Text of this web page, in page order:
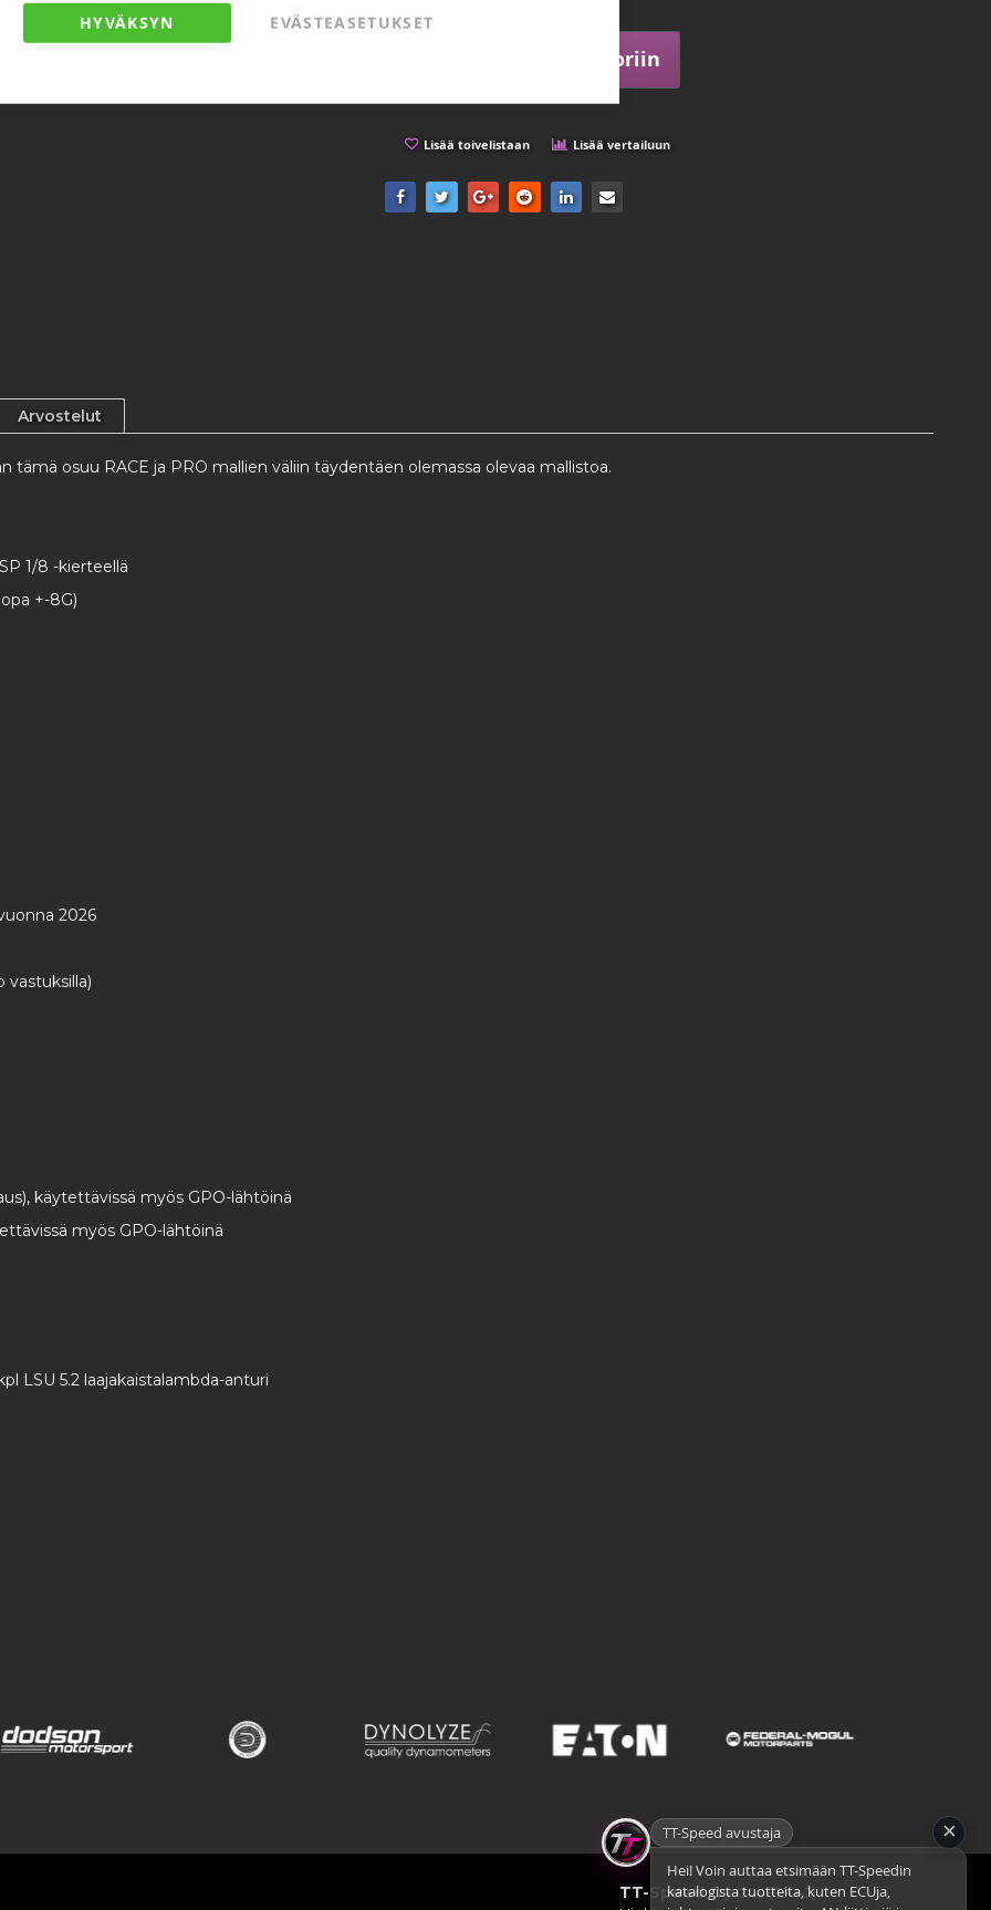
HYVÄKSYN EVÄSTEASETUKSET
Lisää ostoskoriin
Lisää toivelistaan Lisää vertailuun
tämä osuu RACE ja PRO mallien väliin täydentäen olemassa olevaa mallistoa.
1/8 -kierteellä
+-8G)
2026
vastuksilla)
käytettävissä myös GPO-lähtöinä
myös GPO-lähtöinä
LSU 5.2 laajakaistalambda-anturi
Arvostelut
TT-Speed Oy(2448190-2)
TT-Speed avustaja
Hei! Voin auttaa etsimään TT-Speedin
katalogista tuotteita, kuten ECUja,
×